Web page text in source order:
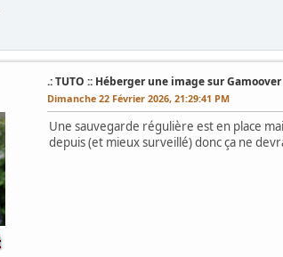
.: TUTO :: Héberger une image sur Gamoover
Dimanche 22 Février 2026, 21:29:41 PM
Une sauvegarde régulière est en place
depuis (et mieux surveillé) donc ça ne